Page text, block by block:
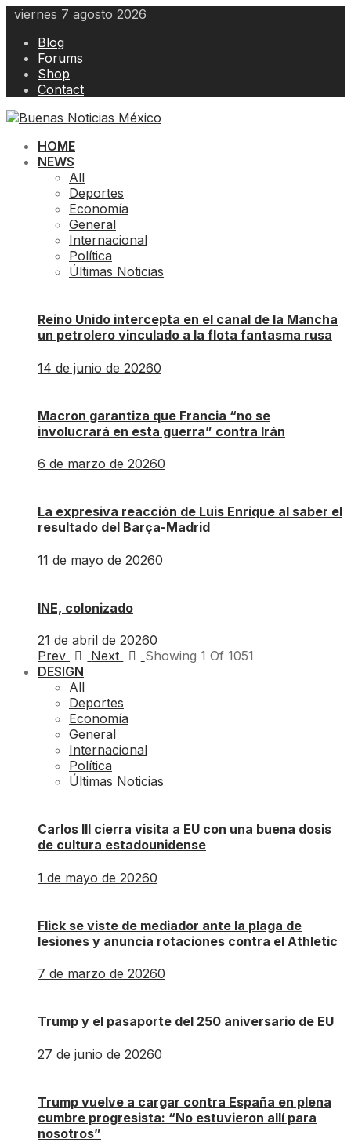
Skip
content
viernes 7 agosto 2026
Blog
Forums
Shop
Contact
HOME
NEWS
All
Deportes
Economía
General
Internacional
Política
Últimas Noticias
Reino Unido intercepta en el canal de la Mancha
un petrolero vinculado a la flota fantasma rusa
14 de junio de 20260
Macron garantiza que Francia “no se
involucrará en esta guerra” contra Irán
6 de marzo de 20260
La expresiva reacción de Luis Enrique al saber el
resultado del Barça-Madrid
11 de mayo de 20260
INE, colonizado
21 de abril de 20260
Prev
Next Showing 1 Of 1051
DESIGN
All
Deportes
Economía
General
Internacional
Política
Últimas Noticias
Carlos III cierra visita a EU con una buena dosis
de cultura estadounidense
1 de mayo de 20260
Flick se viste de mediador ante la plaga de
lesiones y anuncia rotaciones contra el Athletic
7 de marzo de 20260
Trump y el pasaporte del 250 aniversario de EU
27 de junio de 20260
Trump vuelve a cargar contra España en plena
cumbre progresista: “No estuvieron allí para
nosotros”